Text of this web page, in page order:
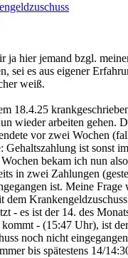
ja hier jemand bzgl.
sei es aus eigener
weiß.
18.4.25
wieder arbeiten gehen.
vor zwei Wochen
Gehaltszahlung ist sonst
bekam ich nun
in zwei Zahlungen
ist. Meine Frage
dem
- es ist der 14. des
kommt - (15:47 Uhr), ist der
noch nicht
bis spätestens 14/